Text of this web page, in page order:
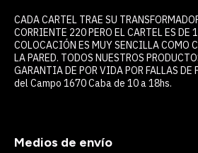
CADA CARTEL TRAE SU
CORRIENTE 220 PERO EL CARTEL ES DE
COLOCACIÓN ES MUY SENCILLA COMO
LA PARED. TODOS NUESTROS
GARANTIA DE POR VIDA POR FALLAS
del Campo 1670 Caba de 10 a 18hs.
ENTREGAS PARA EL CP:
Medios de envío